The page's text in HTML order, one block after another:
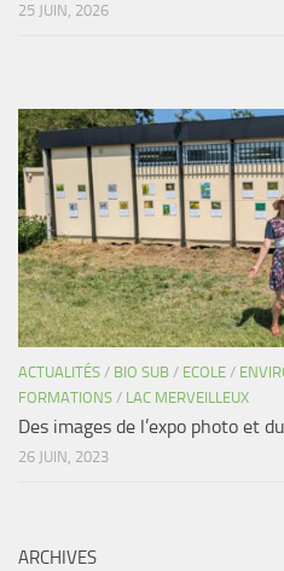
25 JUIN, 2026
ACTUALITÉS / BIO SUB / ECOLE /
FORMATIONS / LAC MERVEILLEUX
Des images de l’expo photo et
26 JUIN, 2023
ARCHIVES